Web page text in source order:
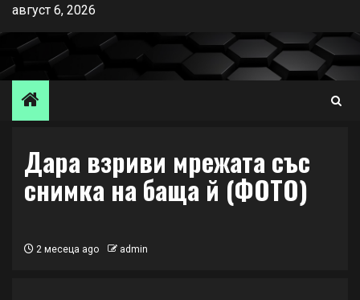
Skip
content
август 6, 2026
Дара взриви мрежата със
снимка на баща й (ФОТО)
2 месеца ago admin